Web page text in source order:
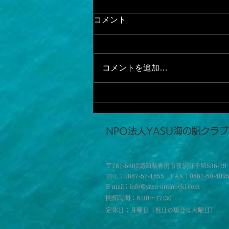
SUPフィッシング
コメント
コメントを追加…
​NPO法人YASU海の駅クラブ
〒781-5602高知県香南市夜須町千切536-19
TEL；0887-57-1855 FAX；0887-50-4095
E-mail；info@yasu-uminoeki.com
開館時間；8:30～17:30
定休日；月曜日（祝日の場合は火曜日）